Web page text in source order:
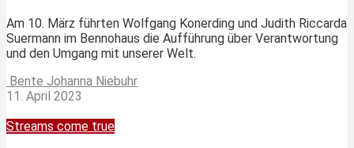
Am 10. März führten Wolfgang Konerding und Judith Riccarda
Suermann im Bennohaus die Aufführung über Verantwortung
und den Umgang mit unserer Welt.
Bente Johanna Niebuhr
11. April 2023
Streams come true